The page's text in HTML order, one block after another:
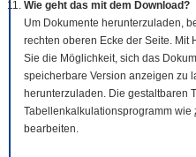
Wie geht das mit dem Download?
Um Dokumente herunterzuladen,
rechten oberen Ecke der Seite. Mit
Sie die Möglichkeit, sich das
speicherbare Version anzeigen zu
herunterzuladen. Die gestaltbaren
Tabellenkalkulationsprogramm wie
bearbeiten.